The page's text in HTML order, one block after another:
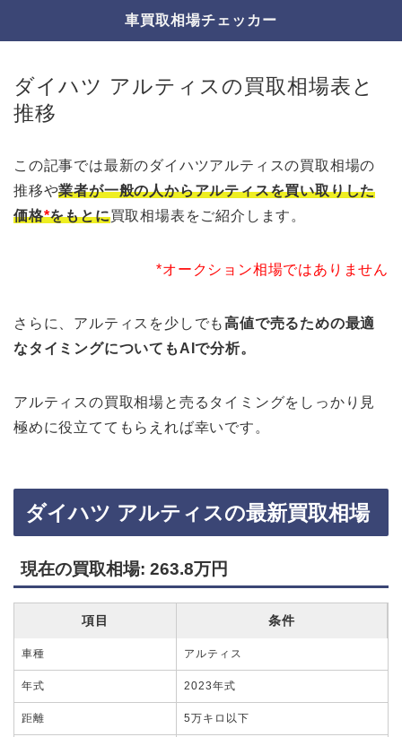
車買取相場チェッカー
ダイハツ アルティスの買取相場表と
推移
この記事では最新のダイハツアルティスの買取相場の
推移や業者が一般の人からアルティスを買い取りした
価格*をもとに買取相場表をご紹介します。
*オークション相場ではありません
さらに、アルティスを少しでも高値で売るための最適
なタイミングについてもAIで分析。
アルティスの買取相場と売るタイミングをしっかり見
極めに役立ててもらえれば幸いです。
ダイハツ アルティスの最新買取相場
現在の買取相場: 263.8万円
項目 条件
車種 アルティス
年式 2023年式
距離 5万キロ以下